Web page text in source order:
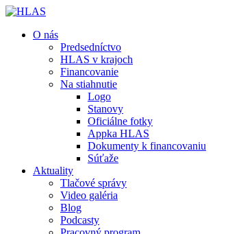
O nás
Predsedníctvo
HLAS v krajoch
Financovanie
Na stiahnutie
Logo
Stanovy
Oficiálne fotky
Appka HLAS
Dokumenty k financovaniu
Súťaže
Aktuality
Tlačové správy
Video galéria
Blog
Podcasty